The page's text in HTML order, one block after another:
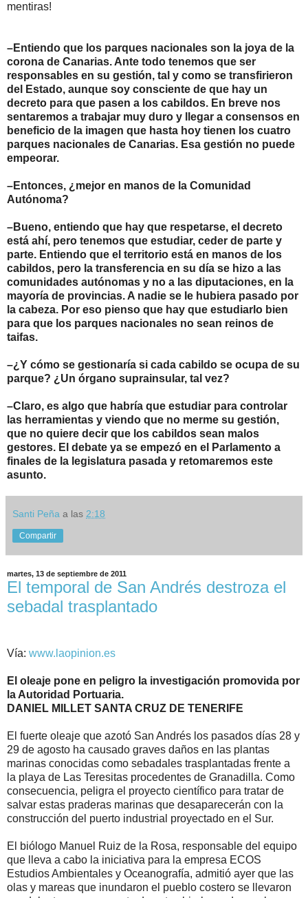
mentiras!
–Entiendo que los parques nacionales son la joya de la
corona de Canarias. Ante todo tenemos que ser
responsables en su gestión, tal y como se transfirieron
del Estado, aunque soy consciente de que hay un
decreto para que pasen a los cabildos. En breve nos
sentaremos a trabajar muy duro y llegar a consensos en
beneficio de la imagen que hasta hoy tienen los cuatro
parques nacionales de Canarias. Esa gestión no puede
empeorar.
–Entonces, ¿mejor en manos de la Comunidad
Autónoma?
–Bueno, entiendo que hay que respetarse, el decreto
está ahí, pero tenemos que estudiar, ceder de parte y
parte. Entiendo que el territorio está en manos de los
cabildos, pero la transferencia en su día se hizo a las
comunidades autónomas y no a las diputaciones, en la
mayoría de provincias. A nadie se le hubiera pasado por
la cabeza. Por eso pienso que hay que estudiarlo bien
para que los parques nacionales no sean reinos de
taifas.
–¿Y cómo se gestionaría si cada cabildo se ocupa de su
parque? ¿Un órgano suprainsular, tal vez?
–Claro, es algo que habría que estudiar para controlar
las herramientas y viendo que no merme su gestión,
que no quiere decir que los cabildos sean malos
gestores. El debate ya se empezó en el Parlamento a
finales de la legislatura pasada y retomaremos este
asunto.
Santi Peña a las 2:18
Compartir
martes, 13 de septiembre de 2011
El temporal de San Andrés destroza el
sebadal trasplantado
Vía: www.laopinion.es
El oleaje pone en peligro la investigación promovida por
la Autoridad Portuaria.
DANIEL MILLET SANTA CRUZ DE TENERIFE
El fuerte oleaje que azotó San Andrés los pasados días 28 y
29 de agosto ha causado graves daños en las plantas
marinas conocidas como sebadales trasplantadas frente a
la playa de Las Teresitas procedentes de Granadilla. Como
consecuencia, peligra el proyecto científico para tratar de
salvar estas praderas marinas que desaparecerán con la
construcción del puerto industrial proyectado en el Sur.
El biólogo Manuel Ruiz de la Rosa, responsable del equipo
que lleva a cabo la iniciativa para la empresa ECOS
Estudios Ambientales y Oceanografía, admitió ayer que las
olas y mareas que inundaron el pueblo costero se llevaron